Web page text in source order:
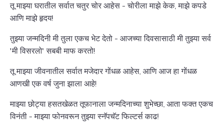
तू माझ्या घरातील सर्वात चतुर चोर आहेस - चोरीला माझे केक, माझे कपडे
आणि माझे हृदय!
तुझ्या जन्मदिनी मी तुला एकच भेट देतो - आजच्या दिवसासाठी मी तुझ्या सर्व
'मी विसरलो' सबबी माफ करतो!
तू माझ्या जीवनातील सर्वात मजेदार गोंधळ आहेस, आणि आज हा गोंधळ
आणखी एक वर्ष जुना झाला आहे!
माझ्या छोट्या हसतखेळत तूफानाला जन्मदिनाच्या शुभेच्छा, आता फक्त एकच
विनंती - माझ्या फोनवरून तुझ्या स्नॅपचॅट फिल्टर्स काढ!